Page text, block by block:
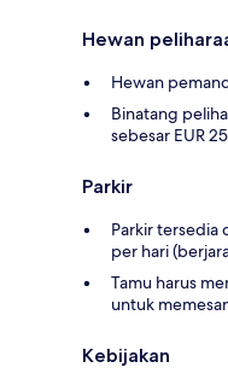
Hewan
Hewan
Binatang
sebesar EUR
Parkir
Parkir tersedia
per hari
Tamu harus
untuk
Kebijakan